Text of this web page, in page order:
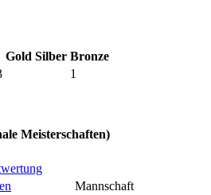
Gold Silber Bronze
1
Meisterschaften)
Mannschaft